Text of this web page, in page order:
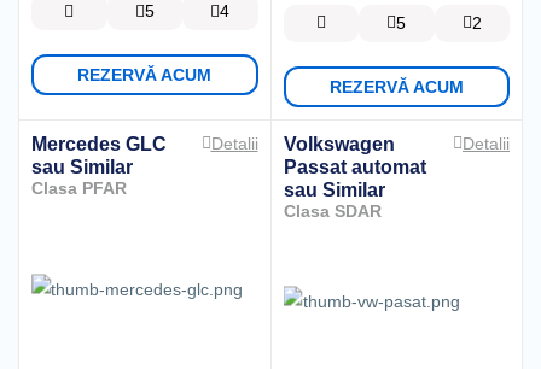
5 4
REZERVĂ ACUM
5 2
REZERVĂ ACUM
Mercedes GLC
sau Similar
Clasa PFAR
Detalii
Volkswagen
Passat automat
sau Similar
Clasa SDAR
Detalii